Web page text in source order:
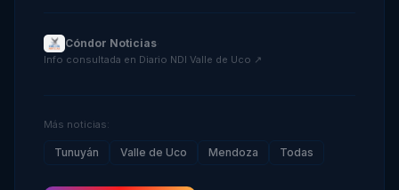
Cóndor Noticias·
Info consultada en Diario NDI Valle de Uco ↗
Más noticias:
Tunuyán Valle de Uco Mendoza Todas